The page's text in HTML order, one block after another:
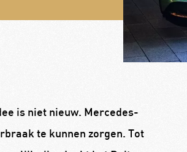
is niet nieuw. Mercedes-
te kunnen zorgen. Tot